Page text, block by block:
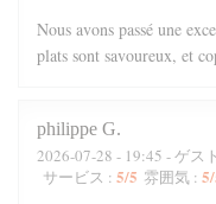
Nous avons passé une
plats sont savoureux, et
philippe G
2026-07-28 - 19:45 - ゲス
サービス : 5/5 雰囲気 : 5